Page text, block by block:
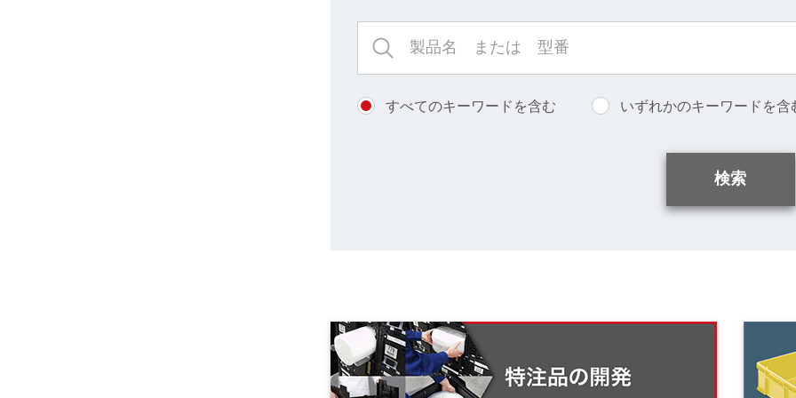
すべてのキーワードを含む いずれかのキーワードを含